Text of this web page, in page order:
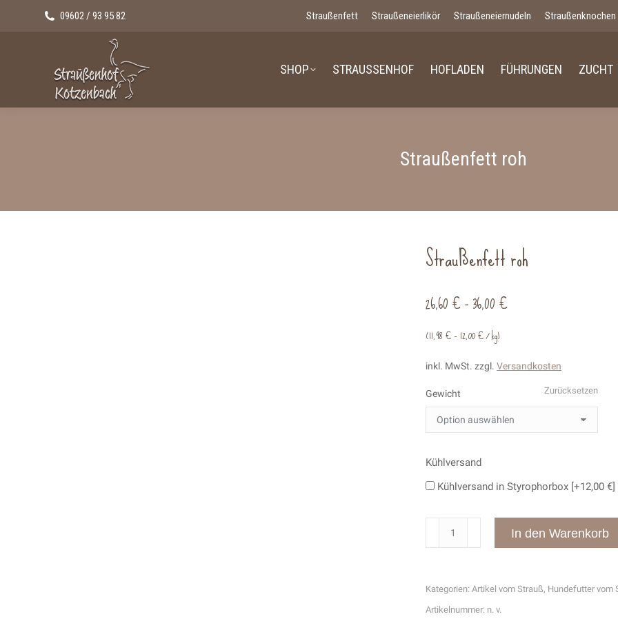
09602 / 93 95 82 Straußenfett Straußeneierlikör Straußeneiernudeln Straußenknochen
SHOP STRAUSSENHOF HOFLADEN FÜHRUNGEN ZUCHT
Straußenfett roh
Straußenfett roh
26,60€–36,00€
(11,98€–12,00€/kg)
inkl. MwSt. zzgl. Versandkosten
Gewicht Zurücksetzen
Kühlversand
Kühlversand in Styrophorbox [+12,00 €]
roh
In den Warenkorb
Kategorien: Artikel vom Strauß, Hundefutter vom
Artikelnummer: n. v.